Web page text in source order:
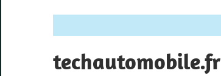
techautomobile.fr